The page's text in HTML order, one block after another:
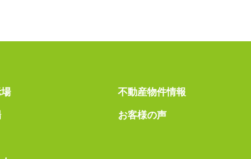
不動産物件情報
お客様の声